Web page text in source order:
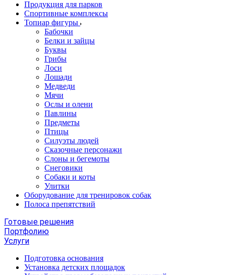
Продукция для парков
Спортивные комплексы
Топиар фигуры
Бабочки
Белки и зайцы
Буквы
Грибы
Лоси
Лошади
Медведи
Мячи
Ослы и олени
Павлины
Предметы
Птицы
Силуэты людей
Сказочные персонажи
Слоны и бегемоты
Снеговики
Собаки и коты
Улитки
Оборудование для тренировок собак
Полоса препятствий
Готовые решения
Портфолию
Услуги
Подготовка основания
Установка детских площадок